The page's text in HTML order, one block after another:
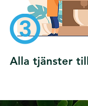
Alla tjänster